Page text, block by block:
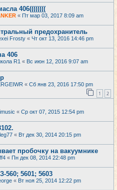
406((((((((
« Пт мар 03, 2017 8:09 am
предохранитель
Frosty « Чт окт 13, 2016 14:46 pm
406
R1 « Вс июн 12, 2016 9:07 am
« Сб янв 23, 2016 17:50 pm
1 2
« Ср окт 07, 2015 12:54 pm
« Вт дек 30, 2014 20:15 pm
пробочку на вакуумнике
« Пн дек 08, 2014 22:48 pm
560; 5601; 5603
« Вт ноя 25, 2014 12:22 pm